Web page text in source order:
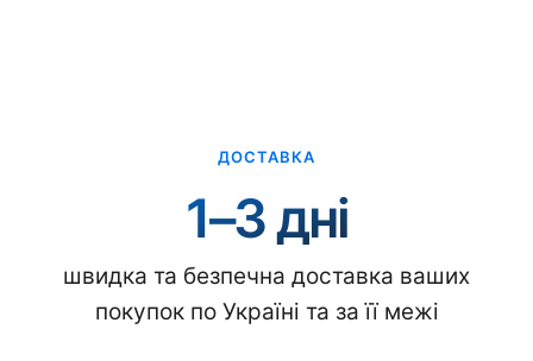
ДОСТАВКА
1–3 дні
швидка та безпечна доставка ваших
покупок по Україні та за її межі